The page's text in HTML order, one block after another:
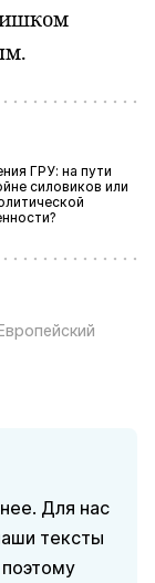
ГРУ: на пути
силовиков или
Для нас
тексты